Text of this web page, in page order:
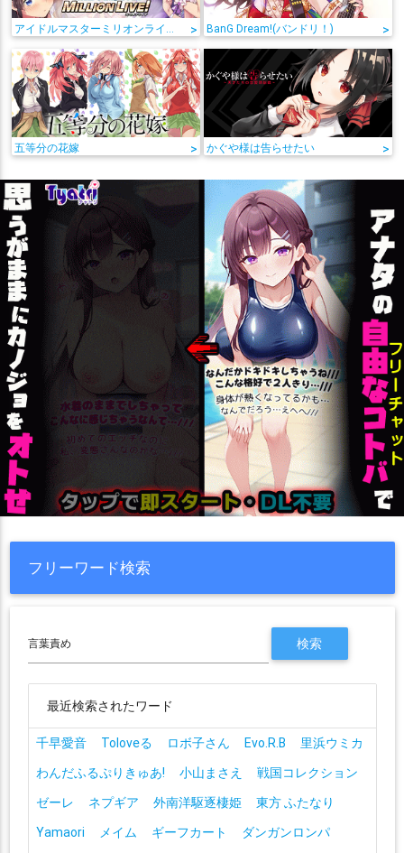
アイドルマスターミリオンライブ! > BanG Dream!(バンドリ！) >
五等分の花嫁 > かぐや様は告らせたい >
フリーワード検索
最近検索されたワード
千早愛音 Toloveる ロボ子さん Evo.R.B
里浜ウミカ
わんだふるぷりきゅあ!
小山まさえ
戦国コレクション
ゼーレ
ネプギア 外南洋駆逐棲姫
東方 ふたなり
Yamaori
メイム ギーフカート
ダンガンロンパ